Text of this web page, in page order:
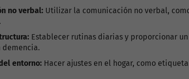
no verbal: Utilizar la comunicación no verbal,
Establecer rutinas diarias y proporcionar
demencia.
entorno: Hacer ajustes en el hogar, como